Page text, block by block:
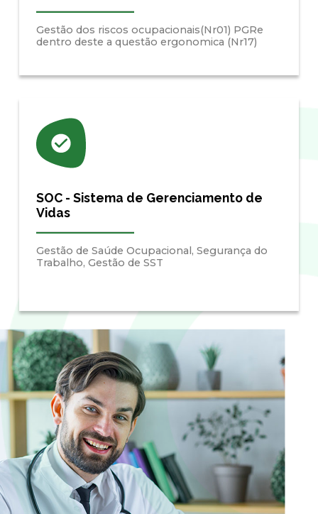
Gestão dos riscos ocupacionais(Nr01) PGRe
dentro deste a questão ergonomica (Nr17)
SOC - Sistema de Gerenciamento de
Vidas
Gestão de Saúde Ocupacional, Segurança do
Trabalho, Gestão de SST